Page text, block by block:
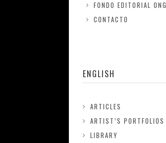
FONDO EDITORIAL ONG
CONTACTO
ENGLISH
ARTICLES
ARTIST’S PORTFOLIOS
LIBRARY